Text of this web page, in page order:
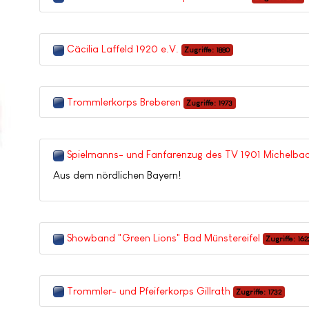
Cäcilia Laffeld 1920 e.V. Zugriffe: 1880
Trommlerkorps Breberen Zugriffe: 1973
Spielmanns- und Fanfarenzug des TV 1901
Aus dem nördlichen Bayern!
Showband "Green Lions" Bad Münstereifel Zugriffe:
Trommler- und Pfeiferkorps Gillrath Zugriffe: 1732